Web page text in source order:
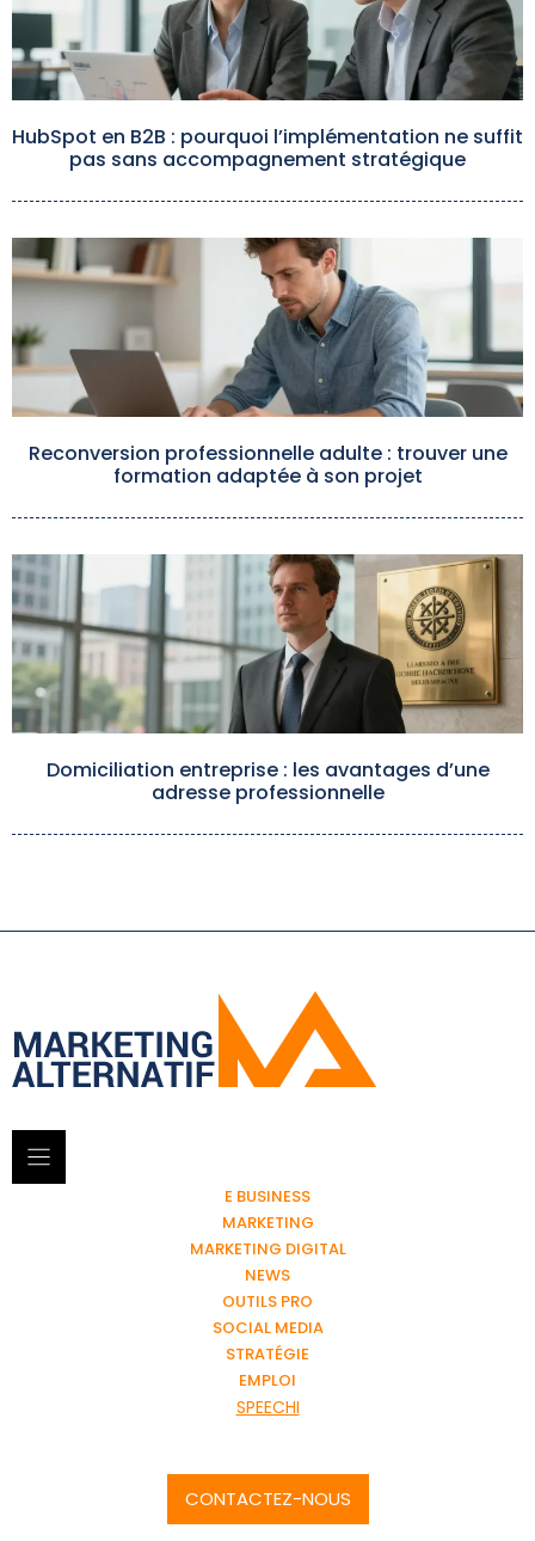
HubSpot en B2B : pourquoi l’implémentation ne suffit
pas sans accompagnement stratégique
Reconversion professionnelle adulte : trouver une
formation adaptée à son projet
Domiciliation entreprise : les avantages d’une
adresse professionnelle
E BUSINESS
MARKETING
MARKETING DIGITAL
NEWS
OUTILS PRO
SOCIAL MEDIA
STRATÉGIE
EMPLOI
SPEECHI
CONTACTEZ-NOUS